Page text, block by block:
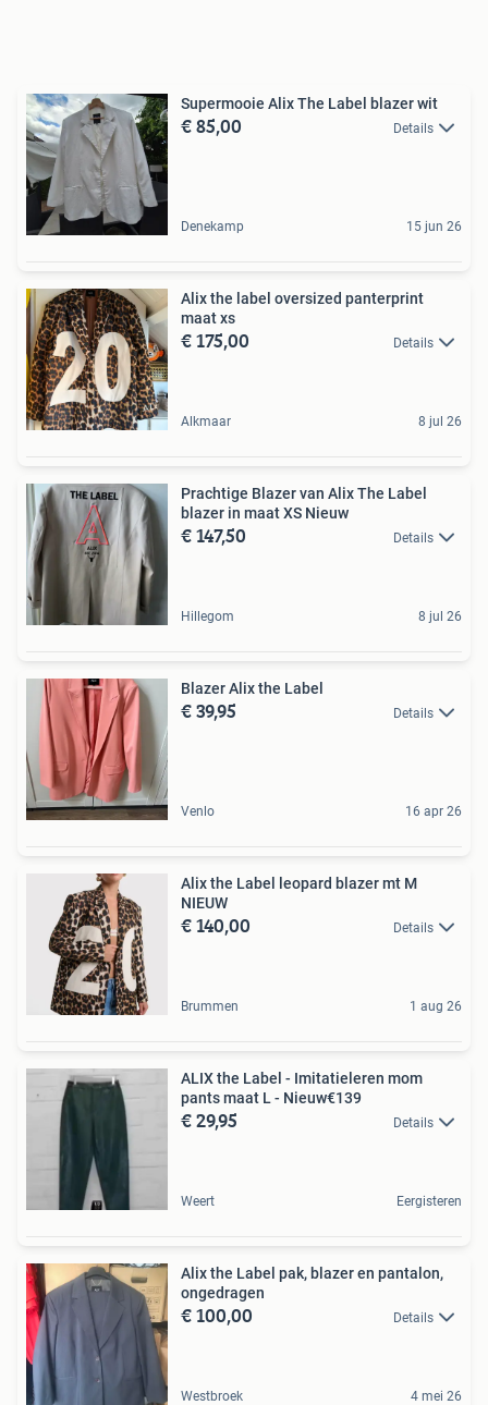
Supermooie Alix The Label blazer wit
€ 85,00 Details
Denekamp 15 jun 26
Alix the label oversized panterprint
maat xs
€ 175,00 Details
Alkmaar 8 jul 26
Prachtige Blazer van Alix The Label
blazer in maat XS Nieuw
€ 147,50 Details
Hillegom 8 jul 26
Blazer Alix the Label
€ 39,95 Details
Venlo 16 apr 26
Alix the Label leopard blazer mt M
NIEUW
€ 140,00 Details
Brummen 1 aug 26
ALIX the Label - Imitatieleren mom
pants maat L - Nieuw€139
€ 29,95 Details
Weert Eergisteren
Alix the Label pak, blazer en pantalon,
ongedragen
€ 100,00 Details
Westbroek 4 mei 26